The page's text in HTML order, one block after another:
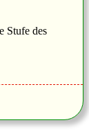
Stufe des